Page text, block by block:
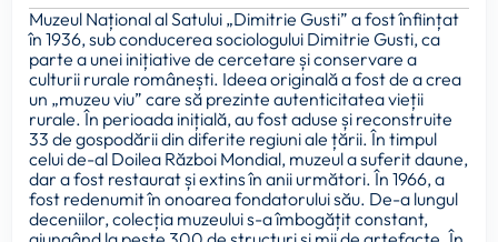
Muzeul Național al Satului „Dimitrie Gusti” a fost înființat
în 1936, sub conducerea sociologului Dimitrie Gusti, ca
parte a unei inițiative de cercetare și conservare a
culturii rurale românești. Ideea originală a fost de a crea
un „muzeu viu” care să prezinte autenticitatea vieții
rurale. În perioada inițială, au fost aduse și reconstruite
33 de gospodării din diferite regiuni ale țării. În timpul
celui de-al Doilea Război Mondial, muzeul a suferit daune,
dar a fost restaurat și extins în anii următori. În 1966, a
fost redenumit în onoarea fondatorului său. De-a lungul
deceniilor, colecția muzeului s-a îmbogățit constant,